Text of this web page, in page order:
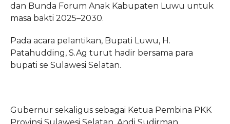
dan Bunda Forum Anak Kabupaten Luwu untuk
masa bakti 2025–2030.
Pada acara pelantikan, Bupati Luwu, H.
Patahudding, S.Ag turut hadir bersama para
bupati se Sulawesi Selatan.
Gubernur sekaligus sebagai Ketua Pembina PKK
Provinsi Sulawesi Selatan, Andi Sudirman